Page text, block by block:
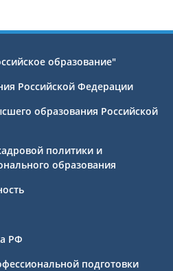
образование"
Российской Федерации
образования Российской
политики и
образования
РФ
подготовки